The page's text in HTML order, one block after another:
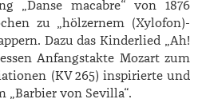
„Danse macabre“ von 1876
zu „hölzernem (Xylofon)-
Dazu das Kinderlied „Ah!
Anfangstakte Mozart zum
(KV 265) inspirierte und
„Barbier von Sevilla“.